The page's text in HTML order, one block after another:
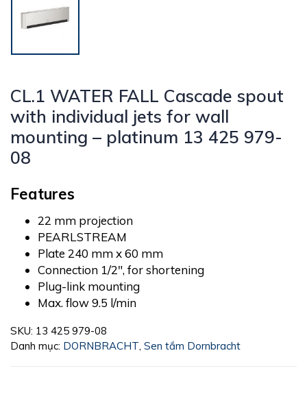
CL.1 WATER FALL Cascade spout
with individual jets for wall
mounting – platinum 13 425 979-
08
Features
22 mm projection
PEARLSTREAM
Plate 240 mm x 60 mm
Connection 1/2″, for shortening
Plug-link mounting
Max. flow 9.5 l/min
SKU: 13 425 979-08
Danh mục: DORNBRACHT Sen tắm Dornbracht